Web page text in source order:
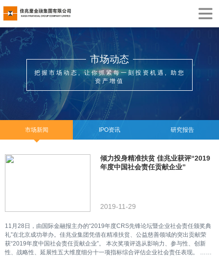
市场动态
把握市场动态, 让你抓紧每一刻投资机遇, 助您
资产增值
市场新闻 IPO资讯 研究报告
倾力投身精准扶贫 佳兆业获评“2019
年度中国社会责任贡献企业”
2019-11-29
11月28日，由国际金融报主办的“2019年度CRS先锋论坛暨企业社会责任颁奖典
礼”在北京成功举办。佳兆业集团凭借在精准扶贫、公益慈善领域的突出贡献荣
获“2019年度中国社会责任贡献企业”。 本次奖项评选从影响力、参与性、创新
性、战略性、延展性五大维度细分十一项指标综合评估企业社会责任表现。 ……